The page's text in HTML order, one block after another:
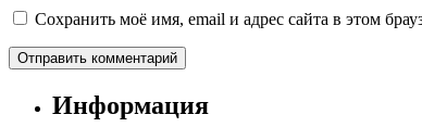
Сохранить моё имя, email и адрес сайта в этом
Информация